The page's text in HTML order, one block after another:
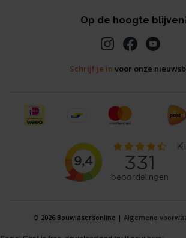
Op de hoogte
Schrijf je in voor onze
© 2026 Bouwlasersonline | Algemene